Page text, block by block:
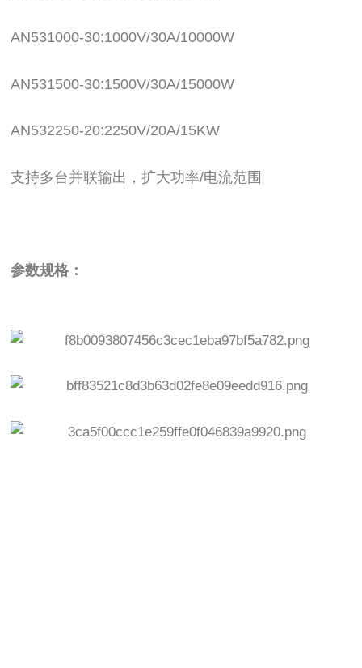
AN531000-30:1000V/30A/10000W
AN531500-30:1500V/30A/15000W
AN532250-20:2250V/20A/15KW
支持多台并联输出，扩大功率/电流范围
参数规格 ：